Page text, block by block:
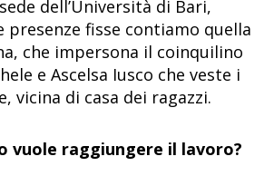
dell’Università di Bari,
presenze fisse contiamo quella
che impersona il coinquilino
e Ascelsa Iusco che veste i
vicina di casa dei ragazzi.
vuole raggiungere il lavoro?